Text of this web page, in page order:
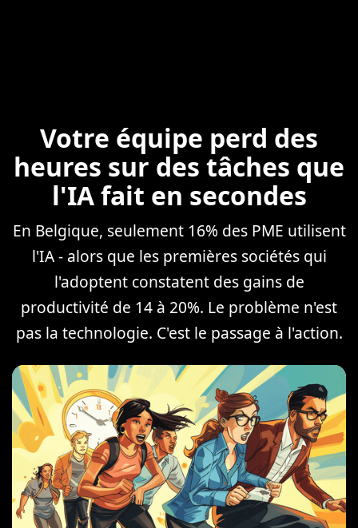
Votre équipe perd des
heures sur des tâches que
l'IA fait en secondes
En Belgique, seulement 16% des PME utilisent
l'IA - alors que les premières sociétés qui
l'adoptent constatent des gains de
productivité de 14 à 20%. Le problème n'est
pas la technologie. C'est le passage à l'action.